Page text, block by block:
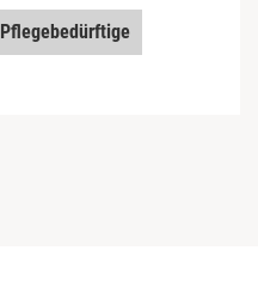
Pflegebedürftige